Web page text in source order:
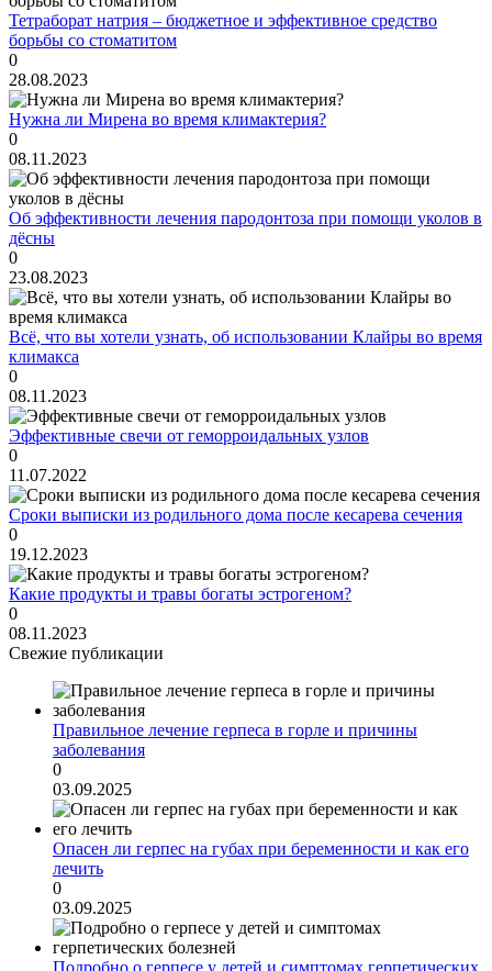
Тетраборат натрия – бюджетное и эффективное средство
борьбы со стоматитом
0
28.08.2023
Нужна ли Мирена во время климактерия?
0
08.11.2023
Об эффективности лечения пародонтоза при помощи уколов в
дёсны
0
23.08.2023
Всё, что вы хотели узнать, об использовании Клайры во время
климакса
0
08.11.2023
Эффективные свечи от геморроидальных узлов
0
11.07.2022
Сроки выписки из родильного дома после кесарева сечения
0
19.12.2023
Какие продукты и травы богаты эстрогеном?
0
08.11.2023
Свежие публикации
Правильное лечение герпеса в горле и причины
заболевания
0
03.09.2025
Опасен ли герпес на губах при беременности и как его
лечить
0
03.09.2025
Подробно о герпесе у детей и симптомах герпетических